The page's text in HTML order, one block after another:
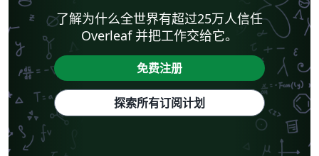
了解为什么全世界有超过25万人信任
Overleaf 并把工作交给它。
免费注册
探索所有订阅计划